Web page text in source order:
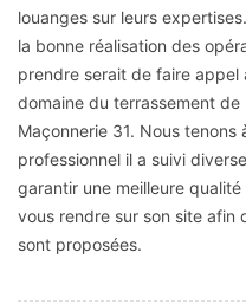
louanges sur leurs
la bonne réalisation des
prendre serait de faire appel
domaine du terrassement
Maçonnerie 31. Nous
professionnel il a suivi
garantir une meilleure
vous rendre sur son site afin
sont proposées.